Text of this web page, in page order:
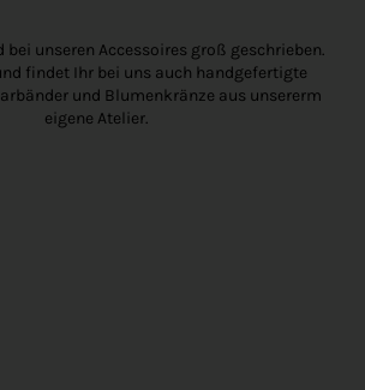
unseren Accessoires groß geschrieben.
findet Ihr bei uns auch handgefertigte
und Blumenkränze aus unsererm
eigene Atelier.